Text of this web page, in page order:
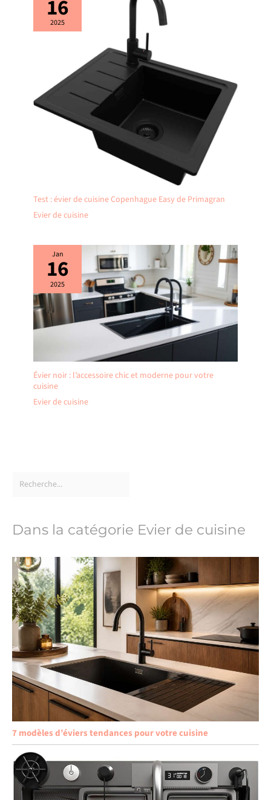
16
2025
Test : évier de cuisine Copenhague Easy de Primagran
Evier de cuisine
Jan
16
2025
Évier noir : l’accessoire chic et moderne pour votre
cuisine
Evier de cuisine
Dans la catégorie Evier de cuisine
7 modèles d’éviers tendances pour votre cuisine